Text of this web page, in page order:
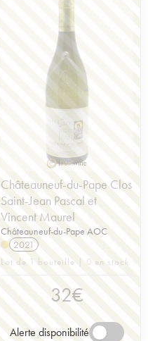
Châteauneuf-du-Pape Clos
Saint-Jean Pascal et
Vincent Maurel
Châteauneuf-du-Pape AOC
2021
Lot de 1 bouteille | 0 en stock
32€
Alerte disponibilité